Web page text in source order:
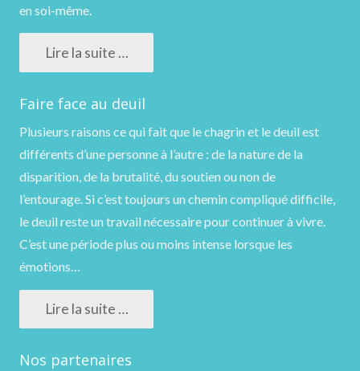
en soi-même.
Lire la suite …
Faire face au deuil
Plusieurs raisons ce qui fait que le chagrin et le deuil est
différents d’une personne à l’autre : de la nature de la
disparition, de la brutalité, du soutien ou non de
l’entourage. Si c’est toujours un chemin compliqué difficile,
le deuil reste un travail nécessaire pour continuer à vivre.
C’est une période plus ou moins intense lorsque les
émotions…
Lire la suite …
Nos partenaires